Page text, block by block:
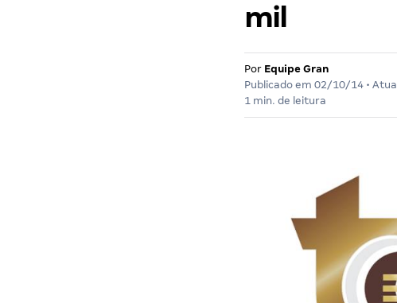
mil
Por Equipe Gran
Publicado em 02/10/14•
1 min. de leitura